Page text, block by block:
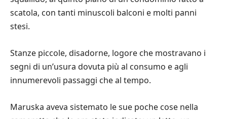
scatola, con tanti minuscoli balconi e molti panni
stesi.
Stanze piccole, disadorne, logore che mostravano i
segni di un’usura dovuta più al consumo e agli
innumerevoli passaggi che al tempo.
Maruska aveva sistemato le sue poche cose nella